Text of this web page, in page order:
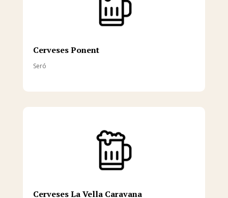
Cerveses Ponent
Seró
Cerveses La Vella Caravana